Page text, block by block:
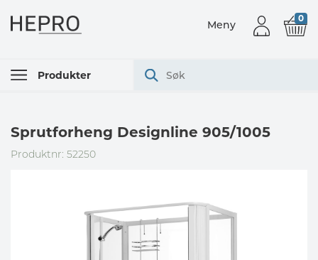
Produkter
Meny
0
Sprutforheng Designline 905/1005
Produktnr: 52250